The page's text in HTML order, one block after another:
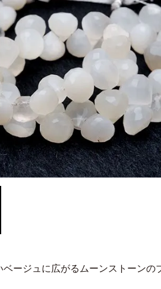
ージュに広がるムーンストーン